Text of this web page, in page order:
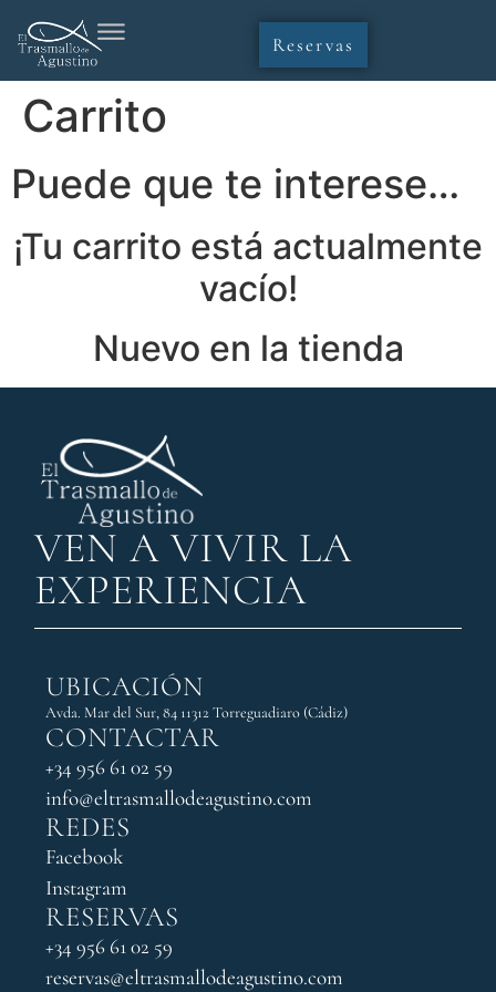
Reservas
Carrito
Puede que te interese…
¡Tu carrito está actualmente
vacío!
Nuevo en la tienda
VEN A VIVIR LA
EXPERIENCIA
UBICACIÓN
Avda. Mar del Sur, 84 11312 Torreguadiaro (Cádiz)
CONTACTAR
+34 956 61 02 59
info@eltrasmallodeagustino.com
REDES
Facebook
Instagram
RESERVAS
+34 956 61 02 59
reservas@eltrasmallodeagustino.com